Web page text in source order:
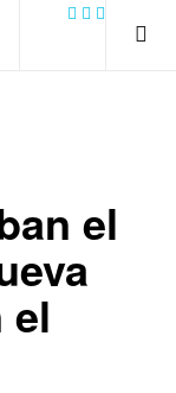
#eaeaea; padding:
el
el